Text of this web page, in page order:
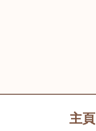
主頁